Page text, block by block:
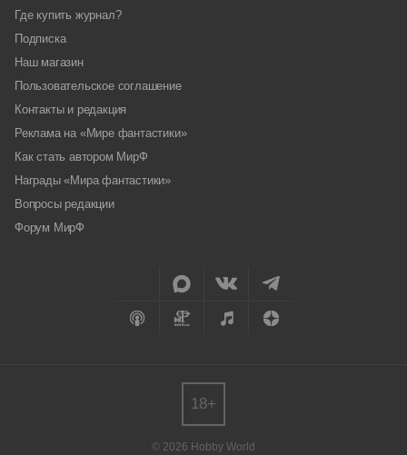
Где купить журнал?
Подписка
Наш магазин
Пользовательское соглашение
Контакты и редакция
Реклама на «Мире фантастики»
Как стать автором МирФ
Награды «Мира фантастики»
Вопросы редакции
Форум МирФ
© 2026 Hobby World
18+